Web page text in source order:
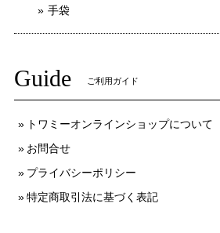
手袋
Guide ご利用ガイド
トワミーオンラインショップについて
お問合せ
プライバシーポリシー
特定商取引法に基づく表記